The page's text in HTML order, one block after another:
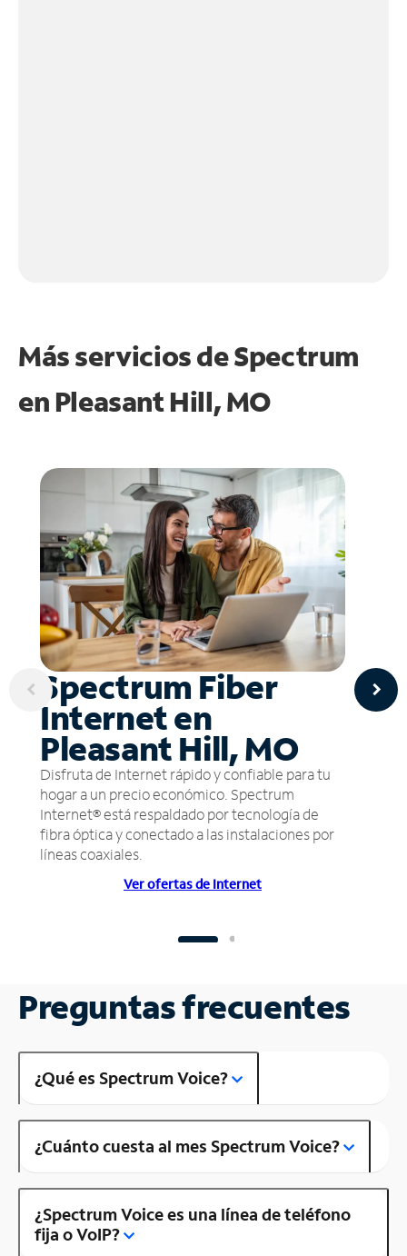
Más servicios de Spectrum
en Pleasant Hill, MO
Spectrum Fiber
Internet en
Pleasant Hill, MO
Disfruta de Internet rápido y confiable para tu
hogar a un precio económico. Spectrum
Internet® está respaldado por tecnología de
fibra óptica y conectado a las instalaciones por
líneas coaxiales.
Ver ofertas de Internet
Preguntas frecuentes
¿Qué es Spectrum Voice?
¿Cuánto cuesta al mes Spectrum Voice?
¿Spectrum Voice es una línea de teléfono
fija o VoIP?